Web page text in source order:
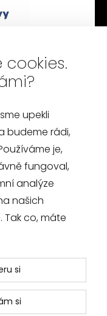
a video k
realizovány za
plánu obnovy a
vyhrazena
cookies.
upekli
budeme rádi,
je,
fungoval,
analýze
našich
Tak co, máte
si
si